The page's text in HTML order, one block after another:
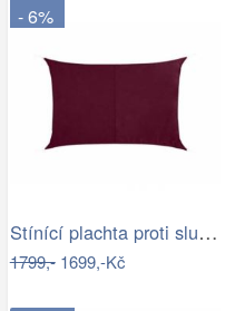
- 6%
Stínící plachta proti slunci 3x4m bordó
1799,-1699,-Kč